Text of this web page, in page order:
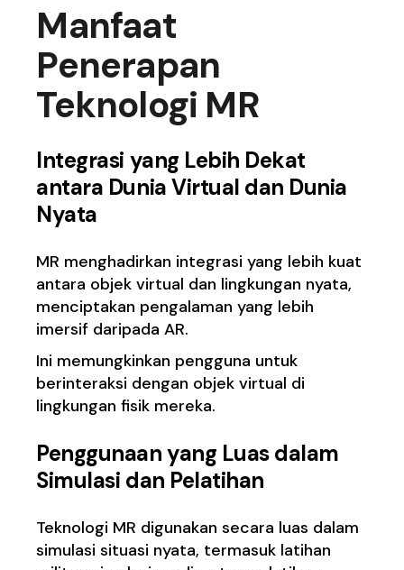
Manfaat
Penerapan
Teknologi MR
Integrasi yang Lebih Dekat
antara Dunia Virtual dan Dunia
Nyata
MR menghadirkan integrasi yang lebih kuat
antara objek virtual dan lingkungan nyata,
menciptakan pengalaman yang lebih
imersif daripada AR.
Ini memungkinkan pengguna untuk
berinteraksi dengan objek virtual di
lingkungan fisik mereka.
Penggunaan yang Luas dalam
Simulasi dan Pelatihan
Teknologi MR digunakan secara luas dalam
simulasi situasi nyata, termasuk latihan